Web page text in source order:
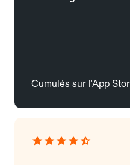
Cumulés sur l'App